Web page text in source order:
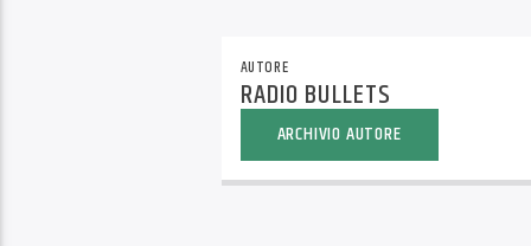
AUTORE
RADIO BULLETS
ARCHIVIO AUTORE